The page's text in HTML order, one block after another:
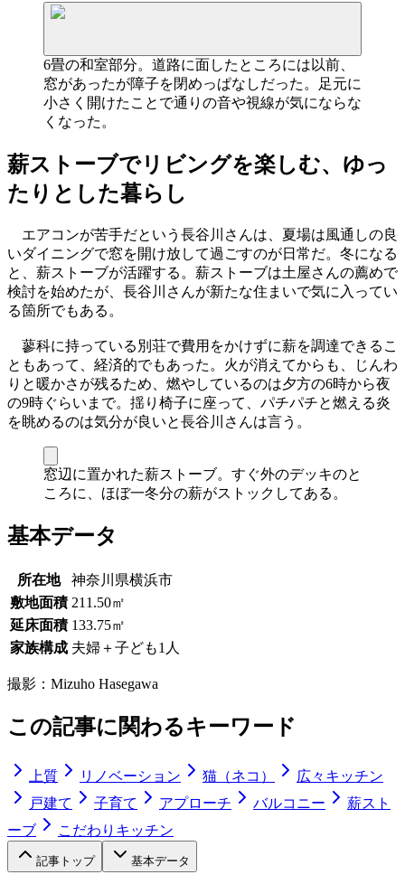
6畳の和室部分。道路に面したところには以前、
窓があったが障子を閉めっぱなしだった。足元に
小さく開けたことで通りの音や視線が気にならな
くなった。
薪ストーブでリビングを楽しむ、ゆっ
たりとした暮らし
エアコンが苦手だという長谷川さんは、夏場は風通しの良
いダイニングで窓を開け放して過ごすのが日常だ。冬になる
と、薪ストーブが活躍する。薪ストーブは土屋さんの薦めで
検討を始めたが、長谷川さんが新たな住まいで気に入ってい
る箇所でもある。
蓼科に持っている別荘で費用をかけずに薪を調達できるこ
ともあって、経済的でもあった。火が消えてからも、じんわ
りと暖かさが残るため、燃やしているのは夕方の6時から夜
の9時ぐらいまで。揺り椅子に座って、パチパチと燃える炎
を眺めるのは気分が良いと長谷川さんは言う。
窓辺に置かれた薪ストーブ。すぐ外のデッキのと
ころに、ほぼ一冬分の薪がストックしてある。
基本データ
所在地
神奈川県横浜市
敷地面積 211.50㎡
延床面積 133.75㎡
家族構成 夫婦＋子ども1人
撮影： Mizuho Hasegawa
この記事に関わるキーワード
上質 リノベーション 猫（ネコ）
広々キッチン
戸建て
子育て アプローチ バルコニー
薪スト
ーブ
こだわりキッチン
記事トップ 基本データ